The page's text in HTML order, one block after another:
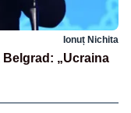
Ionuț Nichita
„Ucraina